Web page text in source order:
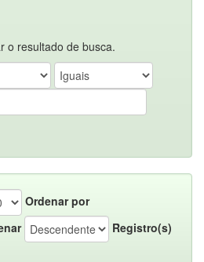
o resultado de busca.
Ordenar por
Registro(s)